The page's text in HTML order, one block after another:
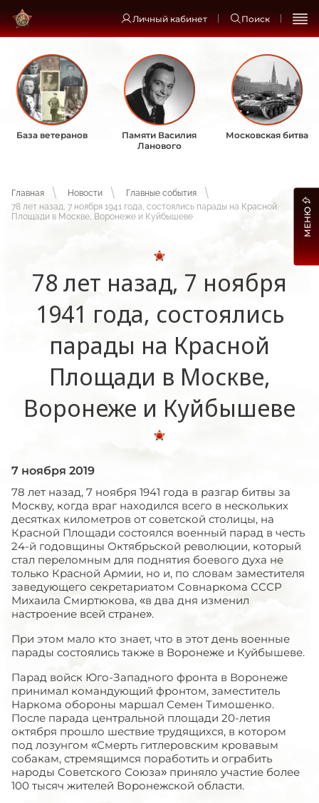
Личный кабинет Поиск
База ветеранов
Памяти Василия
Ланового
Московская битва
Главная Новости
Главные события
78 лет назад, 7 ноября 1941 года, состоялись парады на Красной
Площади в Москве, Воронеже и Куйбышеве
78 лет назад, 7 ноября
1941 года, состоялись
парады на Красной
Площади в Москве,
Воронеже и Куйбышеве
7 ноября 2019
78 лет назад, 7 ноября 1941 года в разгар битвы за
Москву, когда враг находился всего в нескольких
десятках километров от советской столицы, на
Красной Площади состоялся военный парад в честь
24-й годовщины Октябрьской революции, который
стал переломным для поднятия боевого духа не
только Красной Армии, но и, по словам заместителя
заведующего секретариатом Совнаркома СССР
Михаила Смиртюкова, «в два дня изменил
настроение всей стране».
При этом мало кто знает, что в этот день военные
парады состоялись также в Воронеже и Куйбышеве.
Парад войск Юго-Западного фронта в Воронеже
принимал командующий фронтом, заместитель
Наркома обороны маршал Семен Тимошенко.
После парада центральной площади 20-летия
октября прошло шествие трудящихся, в котором
под лозунгом «Смерть гитлеровским кровавым
собакам, стремящимся поработить и ограбить
народы Советского Союза» приняло участие более
100 тысяч жителей Воронежской области.
МЕНЮ